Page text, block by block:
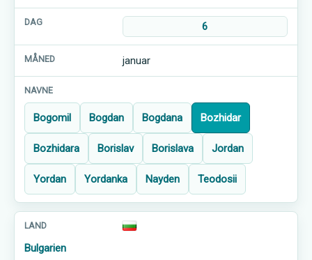
6
januar
Bogomil Bogdan Bogdana Bozhidar
Bozhidara Borislav Borislava Jordan
Yordan Yordanka Nayden Teodosii
Bulgarien